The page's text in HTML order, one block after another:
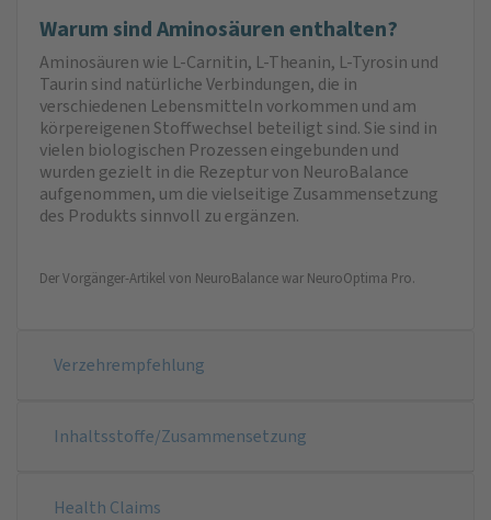
Warum sind Aminosäuren enthalten?
Aminosäuren wie L-Carnitin, L-Theanin, L-Tyrosin und
Taurin sind natürliche Verbindungen, die in
verschiedenen Lebensmitteln vorkommen und am
körpereigenen Stoffwechsel beteiligt sind. Sie sind in
vielen biologischen Prozessen eingebunden und
wurden gezielt in die Rezeptur von NeuroBalance
aufgenommen, um die vielseitige Zusammensetzung
des Produkts sinnvoll zu ergänzen.
Der Vorgänger-Artikel von NeuroBalance war NeuroOptima Pro.
Verzehrempfehlung
Inhaltsstoffe/Zusammensetzung
Health Claims